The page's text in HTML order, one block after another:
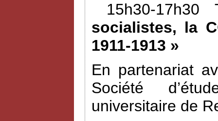
15h30-
socialistes, la
1911-1913 »
En partenariat
Société
universitaire de